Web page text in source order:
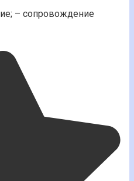
– сопровождение